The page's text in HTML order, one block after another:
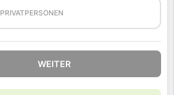
PRIVATPERSONEN
WEITER